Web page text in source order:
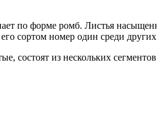
по форме ромб. Листья
сортом номер один среди
состоят из нескольких